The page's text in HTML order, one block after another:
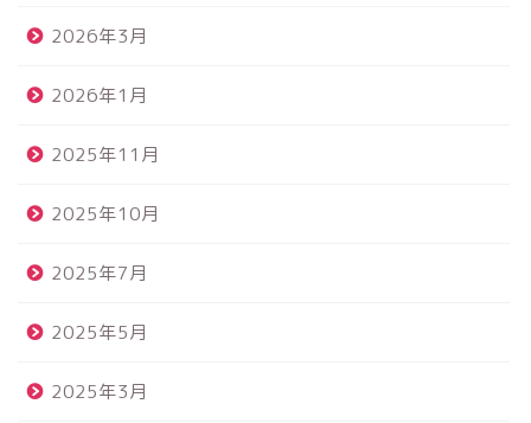
2026年3月
2026年1月
2025年11月
2025年10月
2025年7月
2025年5月
2025年3月